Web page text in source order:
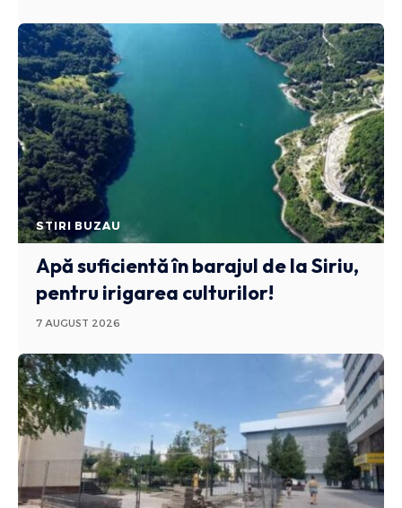
STIRI BUZAU
Apă suficientă în barajul de la Siriu,
pentru irigarea culturilor!
7 AUGUST 2026